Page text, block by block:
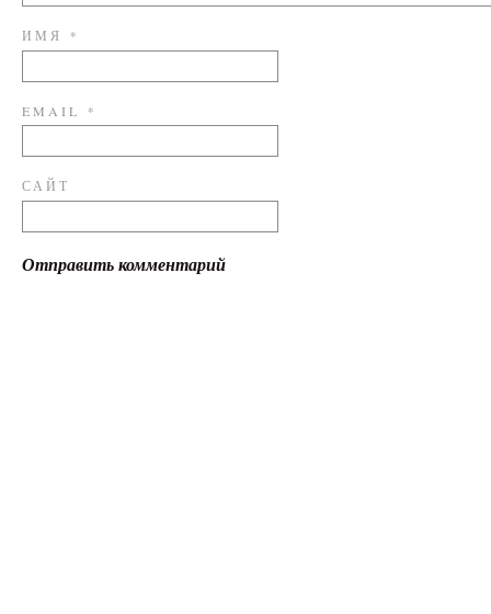
ИМЯ *
EMAIL *
САЙТ